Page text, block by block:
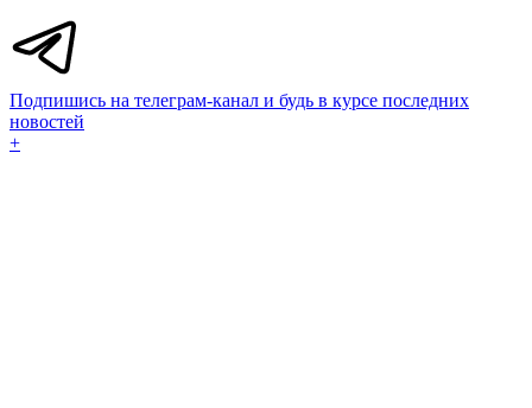
Подпишись на телеграм-канал и будь в курсе последних
новостей
+